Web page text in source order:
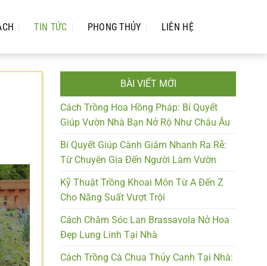
TIN TỨC PHONG THỦY LIÊN HỆ
BÀI VIẾT MỚI
Cách Trồng Hoa Hồng Pháp: Bí Quyết
Giúp Vườn Nhà Bạn Nở Rộ Như Châu Âu
Bí Quyết Giúp Cành Giâm Nhanh Ra Rễ:
Từ Chuyên Gia Đến Người Làm Vườn
Kỹ Thuật Trồng Khoai Môn Từ A Đến Z
Cho Năng Suất Vượt Trội
Cách Chăm Sóc Lan Brassavola Nở Hoa
Đẹp Lung Linh Tại Nhà
Cách Trồng Cà Chua Thủy Canh Tại Nhà: